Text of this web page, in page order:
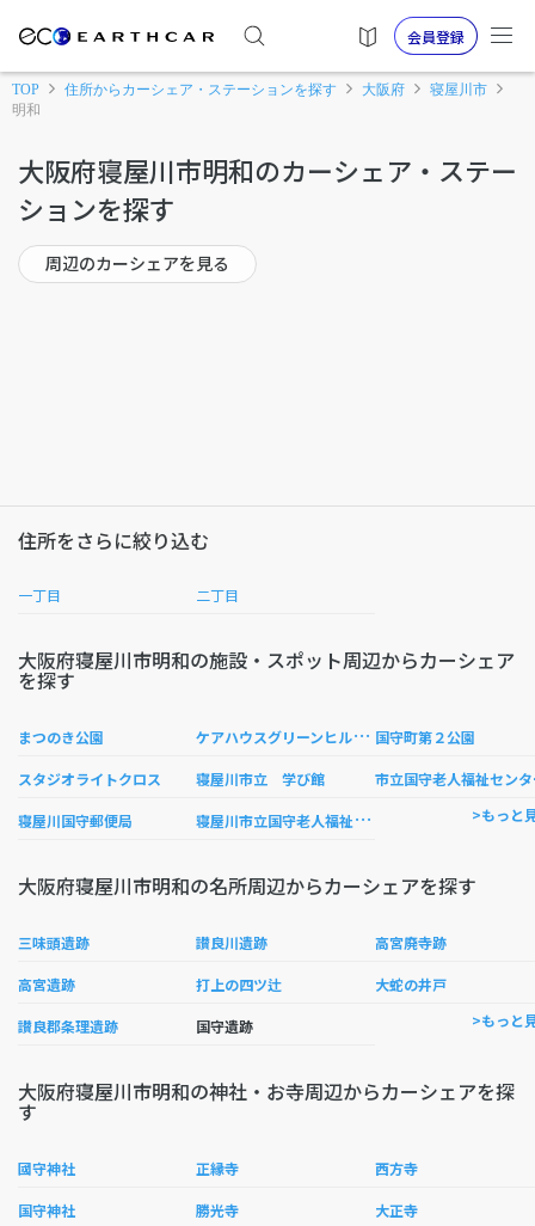
会員登録
TOP 住所からカーシェア・ステーションを探す 大阪府
寝屋川市
明和
大阪府寝屋川市明和のカーシェア・ステー
ションを探す
周辺のカーシェアを見る
住所をさらに絞り込む
一丁目 二丁目
大阪府寝屋川市明和の施設・スポット周辺からカーシェア
を探す
まつのき公園 ケ
アハウスグリーンヒル淳風 国守町第２公園
スタジオライトクロス 寝屋川市立 学び館 市立国守老人福祉セン
寝屋川国守郵便局 寝
屋川市立国守老人福祉センター >もっと
大阪府寝屋川市明和の名所周辺からカーシェアを探す
三味頭遺跡 讃良川遺跡 高宮廃寺跡
高宮遺跡 打上の四ツ辻 大蛇の井戸
讃良郡条理遺跡 国守遺跡 >もっと
大阪府寝屋川市明和の神社・お寺周辺からカーシェアを探
す
國守神社 正縁寺 西方寺
国守神社 勝光寺 大正寺